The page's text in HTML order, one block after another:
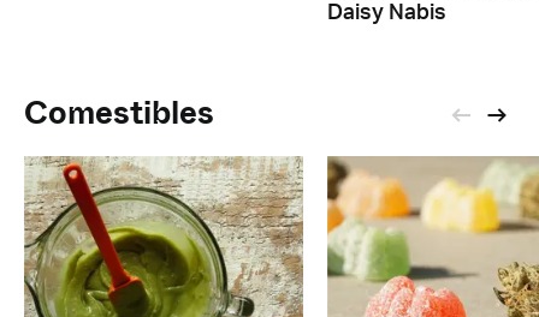
Daisy Nabis
Comestibles